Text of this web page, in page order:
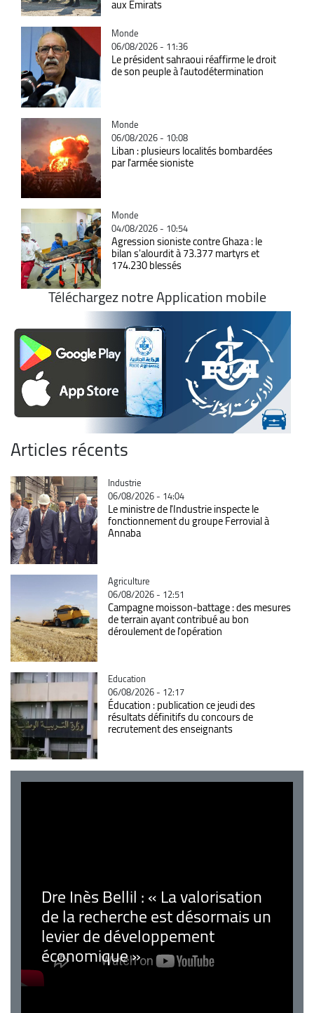
aux Emirats
Catégorie
Monde
06/08/2026 - 11:36
Le président sahraoui réaffirme le droit
de son peuple à l'autodétermination
Catégorie
Monde
06/08/2026 - 10:08
Liban : plusieurs localités bombardées
par l'armée sioniste
Catégorie
Monde
04/08/2026 - 10:54
Agression sioniste contre Ghaza : le
bilan s'alourdit à 73.377 martyrs et
174.230 blessés
Téléchargez notre Application mobile
Articles récents
Catégorie
Industrie
06/08/2026 - 14:04
Le ministre de l'Industrie inspecte le
fonctionnement du groupe Ferrovial à
Annaba
Catégorie
Agriculture
06/08/2026 - 12:51
Campagne moisson-battage : des mesures
de terrain ayant contribué au bon
déroulement de l'opération
Catégorie
Education
06/08/2026 - 12:17
Éducation : publication ce jeudi des
résultats définitifs du concours de
recrutement des enseignants
Dre Inès Bellil : « La valorisation
de la recherche est désormais un
levier de développement
économique »